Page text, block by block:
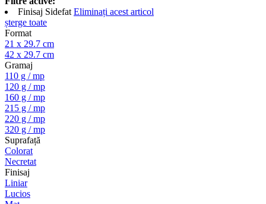
Finisaj Sidefat Eliminați acest articol
șterge toate
Format
21 x 29.7 cm
42 x 29.7 cm
Gramaj
110 g / mp
120 g / mp
160 g / mp
215 g / mp
220 g / mp
320 g / mp
Suprafață
Colorat
Necretat
Finisaj
Liniar
Lucios